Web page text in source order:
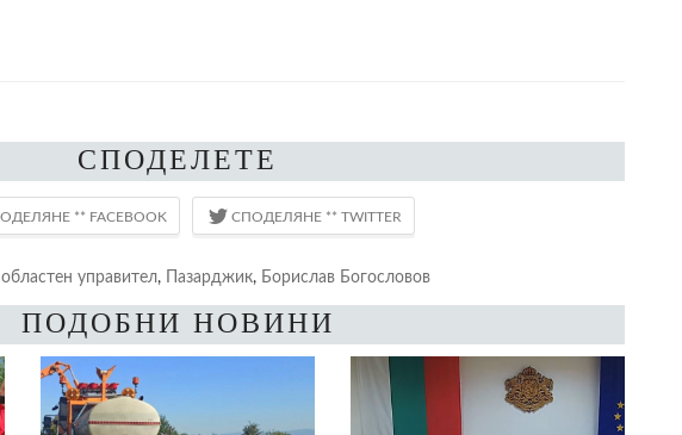
СПОДЕЛЕТЕ
областен управител, Пазарджик, Борислав Богословов
ПОДОБНИ НОВИНИ